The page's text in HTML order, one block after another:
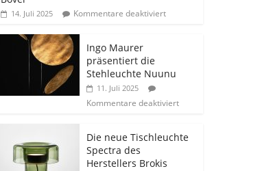
14. Juli 2025 Kommentare deaktiviert
Ingo Maurer
präsentiert die
Stehleuchte Nuunu
11. Juli 2025
Kommentare deaktiviert
Die neue Tischleuchte
Spectra des
Herstellers Brokis